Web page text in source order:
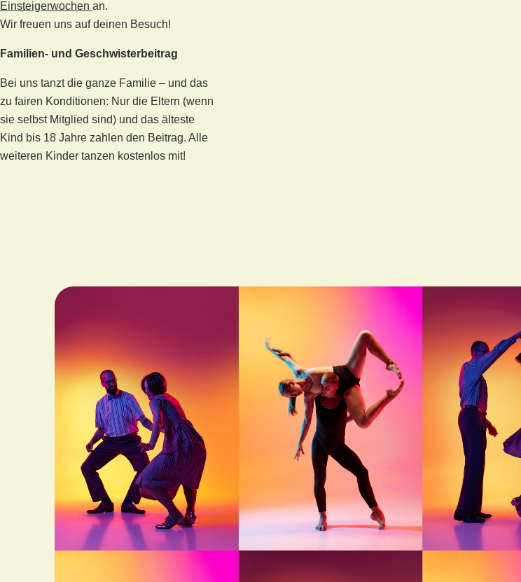
Einsteigerwochen an.
Wir freuen uns auf deinen Besuch!
Familien- und Geschwisterbeitrag
Bei uns tanzt die ganze Familie – und das
zu fairen Konditionen: Nur die Eltern (wenn
sie selbst Mitglied sind) und das älteste
Kind bis 18 Jahre zahlen den Beitrag. Alle
weiteren Kinder tanzen kostenlos mit!